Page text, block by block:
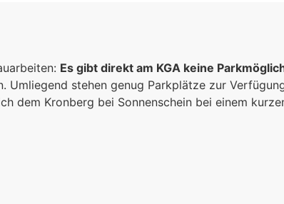
Es gibt direkt am KGA keine
Umliegend stehen genug Parkplätze zur
dem Kronberg bei Sonnenschein bei einem